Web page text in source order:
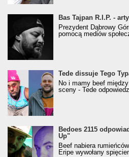
Bas Tajpan R.I.P. -
Prezydent Dąbrowy
pomocą mediów
Tede dissuje Tego
No i mamy beef
sceny - Tede
Bedoes 2115
Up"
Beef nabiera
Eripe wywołany